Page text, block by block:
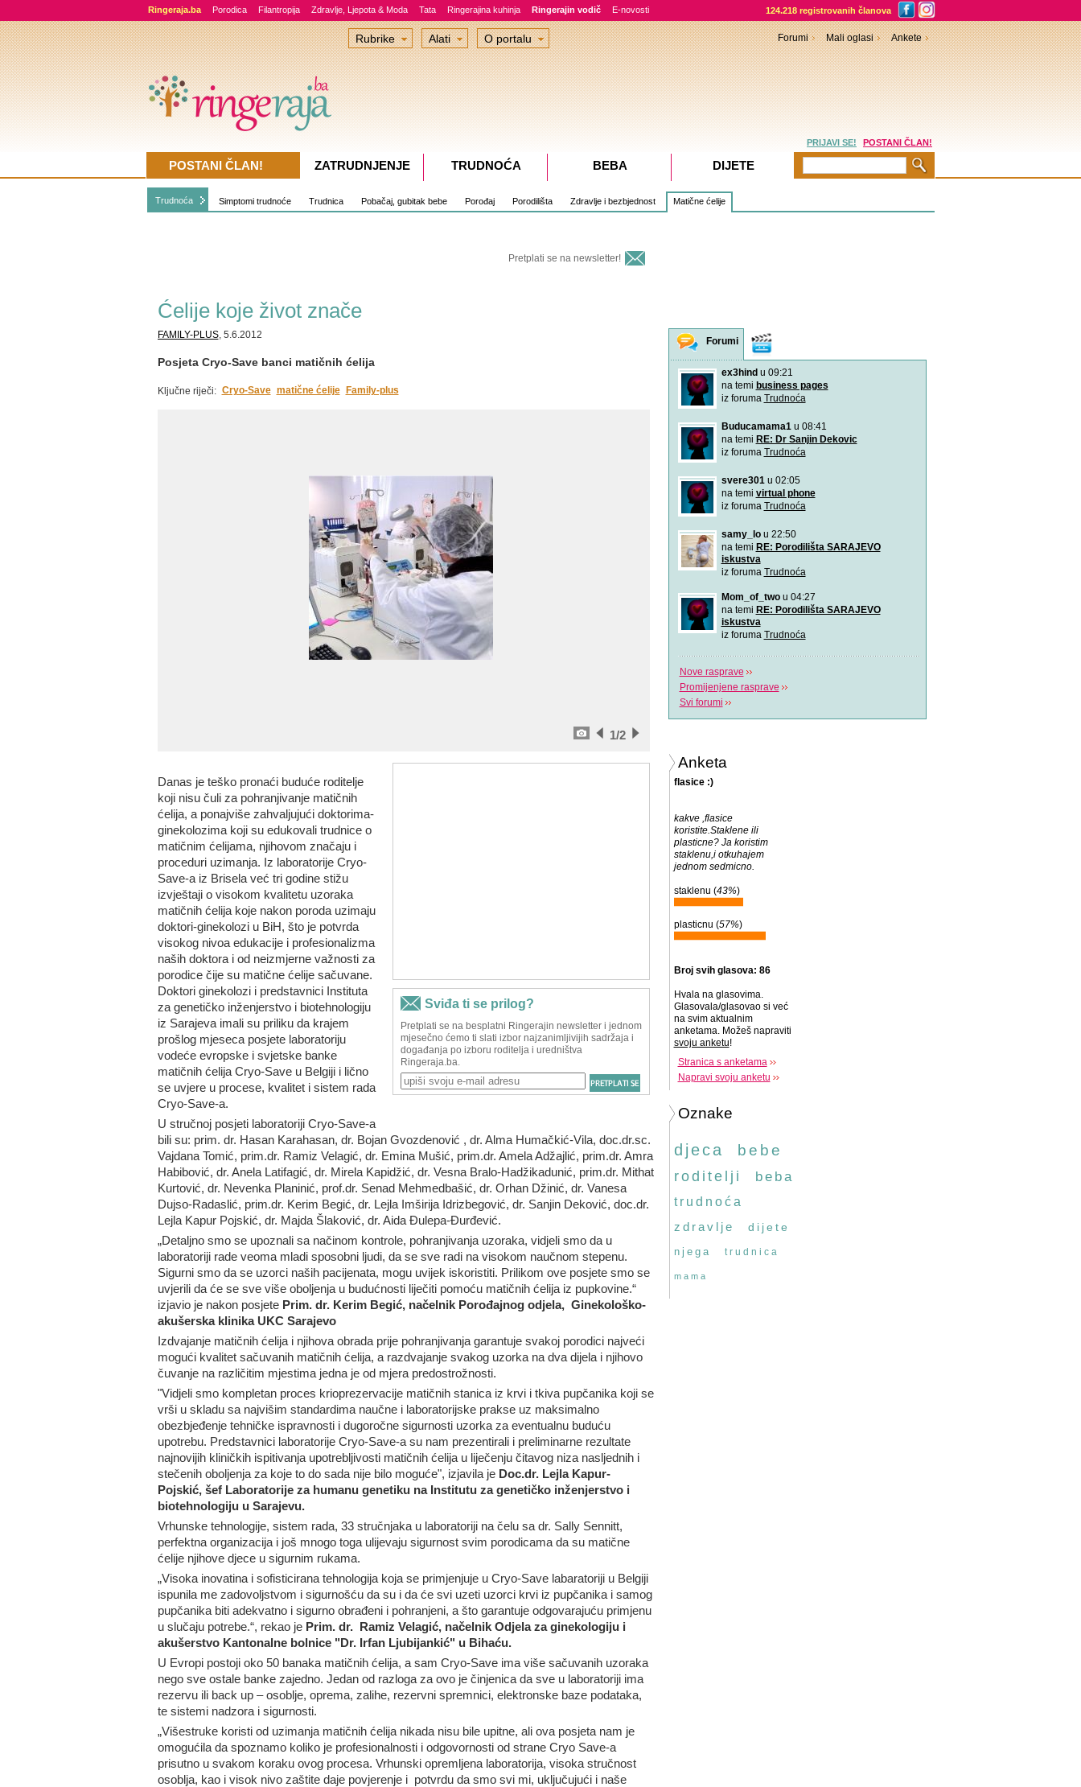
Ringeraja.ba Porodica Filantropija Zdravlje, Ljepota & Moda Tata Ringerajina kuhinja Ringerajin vodič E-novosti 124.218 registrovanih članova
Trudnoća Simptomi trudnoće Trudnica Pobačaj, gubitak bebe Porođaj Porodilišta Zdravlje i bezbjednost Matične ćelije
Pretplati se na newsletter!
Ćelije koje život znače
FAMILY-PLUS, 5.6.2012
Posjeta Cryo-Save banci matičnih ćelija
Ključne riječi: Cryo-Save matične ćelije Family-plus
/2
1
Danas je teško pronaći buduće roditelje
koji nisu čuli za pohranjivanje matičnih
ćelija, a ponajviše zahvaljujući doktorima-
ginekolozima koji su edukovali trudnice o
matičnim ćelijama, njihovom značaju i
proceduri uzimanja. Iz laboratorije Cryo-
Save-a iz Brisela već tri godine stižu
izvještaji o visokom kvalitetu uzoraka
matičnih ćelija koje nakon poroda uzimaju
doktori-ginekolozi u BiH, što je potvrda
visokog nivoa edukacije i profesionalizma
naših doktora i od neizmjerne važnosti za
porodice čije su matične ćelije sačuvane.
Doktori ginekolozi i predstavnici Instituta
za genetičko inženjerstvo i biotehnologiju
iz Sarajeva imali su priliku da krajem
prošlog mjeseca posjete laboratoriju
vodeće evropske i svjetske banke
matičnih ćelija Cryo-Save u Belgiji i lično
se uvjere u procese, kvalitet i sistem rada
Cryo-Save-a.
U stručnoj posjeti laboratoriji Cryo-Save-a
bili su: prim. dr. Hasan Karahasan, dr. Bojan Gvozdenović , dr. Alma Humačkić-Vila, doc.dr.sc.
Vajdana Tomić, prim.dr. Ramiz Velagić, dr. Emina Mušić, prim.dr. Amela Adžajlić, prim.dr. Amra
Habibović, dr. Anela Latifagić, dr. Mirela Kapidžić, dr. Vesna Bralo-Hadžikadunić, prim.dr. Mithat
Kurtović, dr. Nevenka Planinić, prof.dr. Senad Mehmedbašić, dr. Orhan Džinić, dr. Vanesa
Dujso-Radaslić, prim.dr. Kerim Begić, dr. Lejla Imširija Idrizbegović, dr. Sanjin Deković, doc.dr.
Lejla Kapur Pojskić, dr. Majda Šlaković, dr. Aida Đulepa-Đurđević.
„Detaljno smo se upoznali sa načinom kontrole, pohranjivanja uzoraka, vidjeli smo da u
laboratoriji rade veoma mladi sposobni ljudi, da se sve radi na visokom naučnom stepenu.
Sigurni smo da se uzorci naših pacijenata, mogu uvijek iskoristiti. Prilikom ove posjete smo se
uvjerili da će se sve više oboljenja u budućnosti liječiti pomoću matičnih ćelija iz pupkovine.“
izjavio je nakon posjete Prim. dr. Kerim Begić, načelnik Porođajnog odjela, Ginekološko-
akušerska klinika UKC Sarajevo
Izdvajanje matičnih ćelija i njihova obrada prije pohranjivanja garantuje svakoj porodici najveći
mogući kvalitet sačuvanih matičnih ćelija, a razdvajanje svakog uzorka na dva dijela i njihovo
čuvanje na različitim mjestima jedna je od mjera predostrožnosti.
"Vidjeli smo kompletan proces krioprezervacije matičnih stanica iz krvi i tkiva pupčanika koji se
vrši u skladu sa najvišim standardima naučne i laboratorijske prakse uz maksimalno
obezbjeđenje tehničke ispravnosti i dugoročne sigurnosti uzorka za eventualnu buduću
upotrebu. Predstavnici laboratorije Cryo-Save-a su nam prezentirali i preliminarne rezultate
najnovijih kliničkih ispitivanja upotrebljivosti matičnih ćelija u liječenju čitavog niza nasljednih i
stečenih oboljenja za koje to do sada nije bilo moguće", izjavila je Doc.dr. Lejla Kapur-
Pojskić, šef Laboratorije za humanu genetiku na Institutu za genetičko inženjerstvo i
biotehnologiju u Sarajevu.
Vrhunske tehnologije, sistem rada, 33 stručnjaka u laboratoriji na čelu sa dr. Sally Sennitt,
perfektna organizacija i još mnogo toga ulijevaju sigurnost svim porodicama da su matične
ćelije njihove djece u sigurnim rukama.
„Visoka inovatina i sofisticirana tehnologija koja se primjenjuje u Cryo-Save labaratoriji u Belgiji
ispunila me zadovoljstvom i sigurnošću da su i da će svi uzeti uzorci krvi iz pupčanika i samog
pupčanika biti adekvatno i sigurno obrađeni i pohranjeni, a što garantuje odgovarajuću primjenu
u slučaju potrebe.“, rekao je Prim. dr. Ramiz Velagić, načelnik Odjela za ginekologiju i
akušerstvo Kantonalne bolnice "Dr. Irfan Ljubijankić" u Bihaću.
U Evropi postoji oko 50 banaka matičnih ćelija, a sam Cryo-Save ima više sačuvanih uzoraka
nego sve ostale banke zajedno. Jedan od razloga za ovo je činjenica da sve u laboratoriji ima
rezervu ili back up – osoblje, oprema, zalihe, rezervni spremnici, elektronske baze podataka,
te sistemi nadzora i sigurnosti.
„Višestruke koristi od uzimanja matičnih ćelija nikada nisu bile upitne, ali ova posjeta nam je
omogućila da spoznamo koliko je profesionalnosti i odgovornosti od strane Cryo Save-a
prisutno u svakom koraku ovog procesa. Vrhunski opremljena laboratorija, visoka stručnost
osoblja, kao i visok nivo zaštite daje povjerenje i potvrdu da smo svi mi, uključujući i naše
Forumi
ex3hind u 09:21
na temi business pages
iz foruma Trudnoća
Buducamama1u 08:41
na temi RE: Dr Sanjin Dekovic
iz foruma Trudnoća
svere301u 02:05
na temi virtual phone
iz foruma Trudnoća
samy_lou 22:50
na temi RE: Porodilišta SARAJEVO
iskustva
iz foruma Trudnoća
Mom_of_twou 04:27
na temi RE: Porodilišta SARAJEVO
iskustva
iz foruma Trudnoća
Nove rasprave
Promijenjene rasprave
Svi forumi
Anketa
flasice :)
kakve ,flasice
koristite.Staklene ili
plasticne? Ja koristim
staklenu,i otkuhajem
jednom sedmicno.
staklenu (43%)
plasticnu (57%)
Broj svih glasova: 86
Hvala na glasovima.
Glasovala/glasovao si već
na svim aktualnim
anketama. Možeš napraviti
svoju anketu!
Stranica s anketama
Napravi svoju anketu
Oznake
djeca bebe
roditelji beba
trudnoća
zdravlje
dijete
njega trudnica
mama
Rubrike Alati O portalu Forumi Mali oglasi Ankete
PRIJAVI SE! POSTANI ČLAN!
POSTANI ČLAN! ZATRUDNJENJE TRUDNOĆA BEBA DIJETE